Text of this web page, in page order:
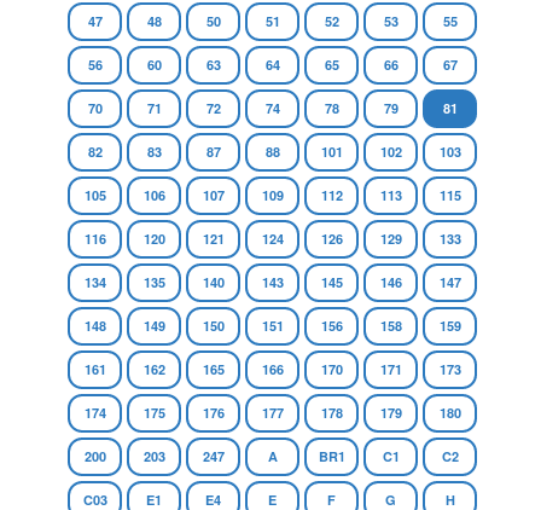
47 48 50 51 52 53 55
56 60 63 64 65 66 67
70 71 72 74 78 79 81
82 83 87 88 101 102 103
105 106 107 109 112 113 115
116 120 121 124 126 129 133
134 135 140 143 145 146 147
148 149 150 151 156 158 159
161 162 165 166 170 171 173
174 175 176 177 178 179 180
200 203 247 A BR1 C1 C2
C03 E1 E4 E F G H